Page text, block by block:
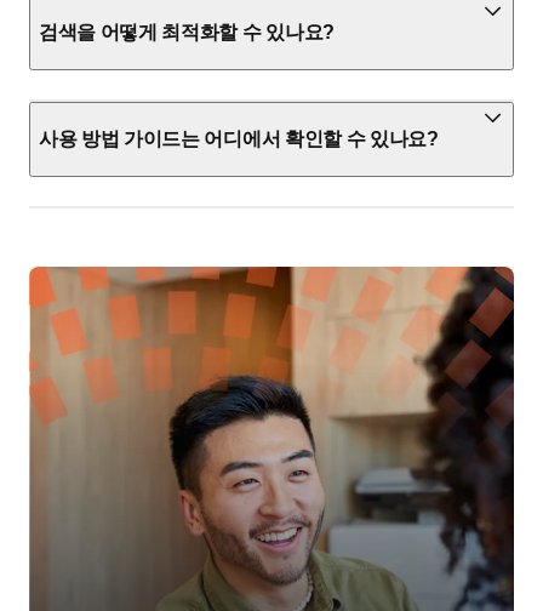
검색을 어떻게 최적화할 수 있나요?
사용 방법 가이드는 어디에서 확인할 수 있나요?